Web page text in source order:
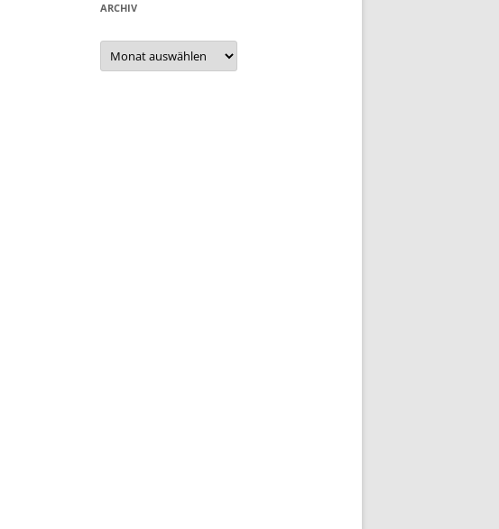
ARCHIV
Archiv